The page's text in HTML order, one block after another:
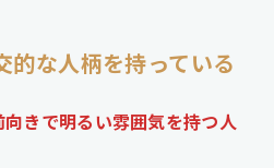
な人柄を持っている
向きで明るい雰囲気を持つ人